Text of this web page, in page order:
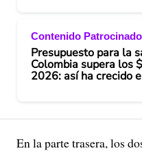
Contenido Patrocinado
Presupuesto para la
Colombia supera los
2026: así ha crecido
En la parte trasera, los